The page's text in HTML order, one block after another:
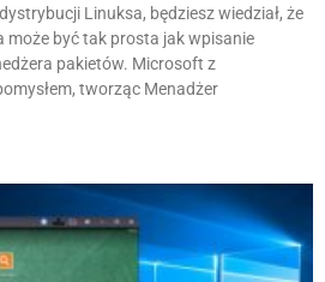
Linuksa, będziesz wiedział, że
być tak prosta jak wpisanie
pakietów. Microsoft z
tworząc Menadżer